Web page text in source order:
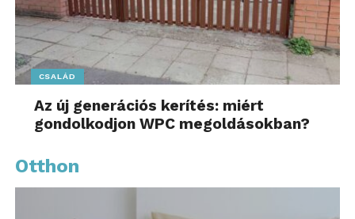
CSALÁD
Az új generációs kerítés: miért
gondolkodjon WPC megoldásokban?
Otthon